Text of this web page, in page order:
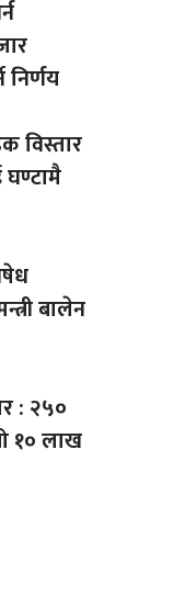
विस्तार
बालेन
: २५०
१० लाख